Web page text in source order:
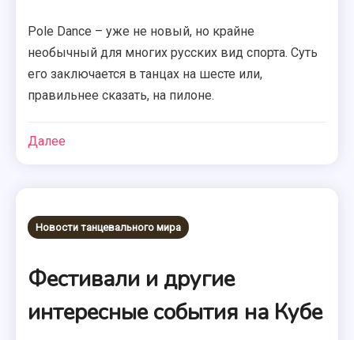
Pole Dance – уже не новый, но крайне
необычный для многих русских вид спорта. Суть
его заключается в танцах на шесте или,
правильнее сказать, на пилоне.
Далее
Новости танцевального мира
Фестивали и другие
интересные события на Кубе